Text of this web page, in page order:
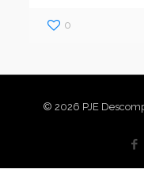
0
© 2026 PJE